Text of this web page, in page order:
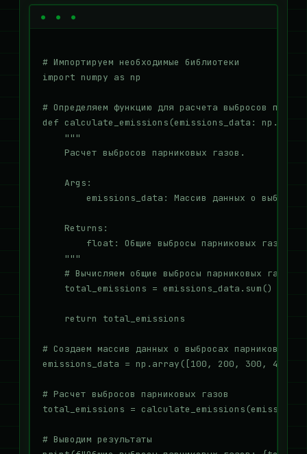
# Импортируем необходимые библиотеки
import numpy as np
# Определяем функцию для расчета выбросов
def calculate_emissions(emissions_data:
    """
    Расчет выбросов парниковых газов.
    Args:
emissions_data: Массив данных о
    Returns:
        float: Общие выбросы парниковых газов
    """
    # Вычисляем общие выбросы парниковых газов
    total_emissions = emissions_data.sum()
    return total_emissions
# Создаем массив данных о выбросах парниковых
emissions_data = np.array([100, 200, 300, 400,
# Расчет выбросов парниковых газов
total_emissions =
# Выводим результаты